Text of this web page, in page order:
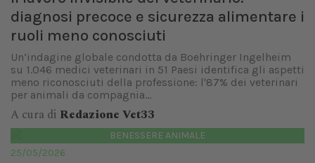
diagnosi precoce e sicurezza alimentare i
ruoli meno conosciuti
Un’indagine globale condotta da Boehringer Ingelheim
su 1.046 medici veterinari in 51 Paesi identifica gli aspetti
meno riconosciuti della professione: l'87% dei veterinari
per animali da compagnia...
A cura di Redazione Vet33
BENESSERE ANIMALE
25/05/2026